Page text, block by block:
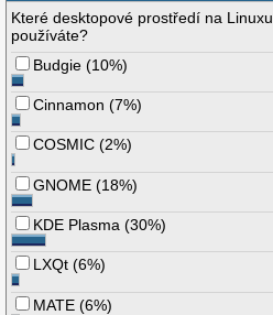
Které desktopové prostředí na Linuxu
používáte?
Budgie (10%)
Cinnamon (7%)
COSMIC (2%)
GNOME (18%)
KDE Plasma (30%)
LXQt (6%)
MATE (6%)